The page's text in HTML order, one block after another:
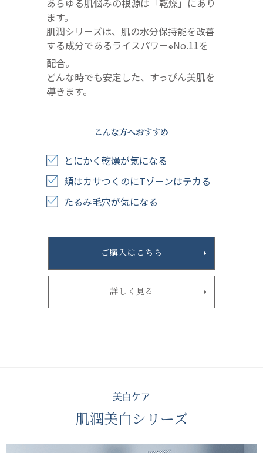
あらゆる肌悩みの根源は「乾燥」にあり
ます。
肌潤シリーズは、肌の水分保持能を改善
する成分であるライスパワー®No.11を
配合。
どんな時でも安定した、すっぴん美肌を
導きます。
こんな方へおすすめ
とにかく乾燥が気になる
頬はカサつくのにTゾーンはテカる
たるみ毛穴が気になる
ご購入はこちら
詳しく見る
美白ケア
肌潤美白シリーズ